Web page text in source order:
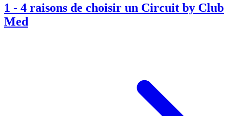
1 - 4 raisons de choisir un Circuit by Club
Med